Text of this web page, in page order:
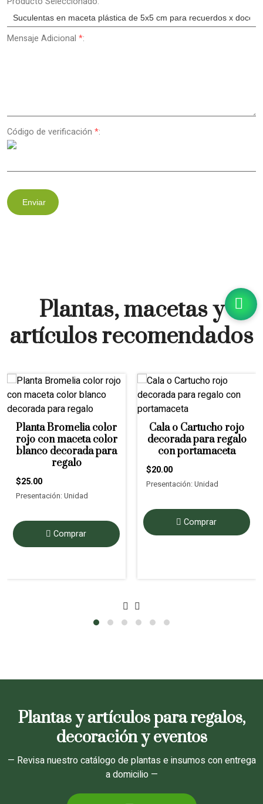
Mensaje Adicional *:
Código de verificación *:
Enviar
Plantas, macetas y
artículos recomendados
Planta Bromelia color
rojo con maceta color
blanco decorada para
regalo
$25.00
Presentación: Unidad
Comprar
Cala o Cartucho rojo
decorada para regalo
con portamaceta
$20.00
Presentación: Unidad
Comprar
Plantas y artículos para regalos,
decoración y eventos
— Revisa nuestro catálogo de plantas e insumos con entrega
a domicilio —